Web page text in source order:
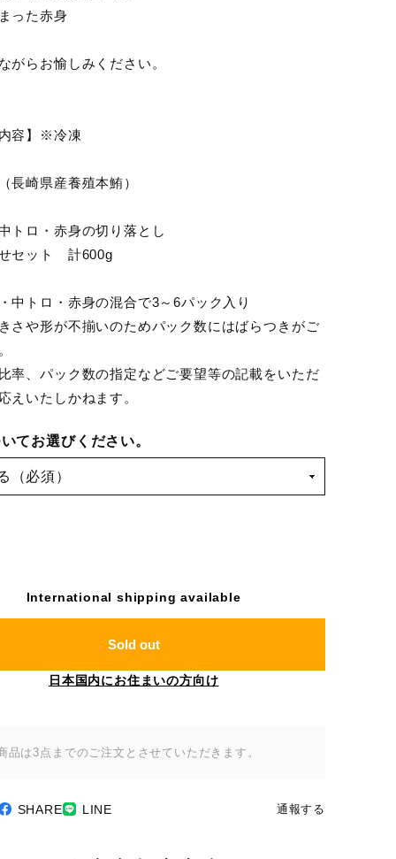
った赤身
がらお愉しみください。
内容】※冷凍
長崎県産養殖本鮪）
トロ・赤身の切り落とし
セット 計600g
中トロ・赤身の混合で3～6パック入り
さや形が不揃いのためパック数にはばらつきがご
率、パック数の指定などご要望等の記載をいただ
えいたしかねます。
てお選びください。
International shipping available
Sold out
日本国内にお住まいの方向け
品は3点までのご注文とさせていただきます。
SHARE LINE 通報する